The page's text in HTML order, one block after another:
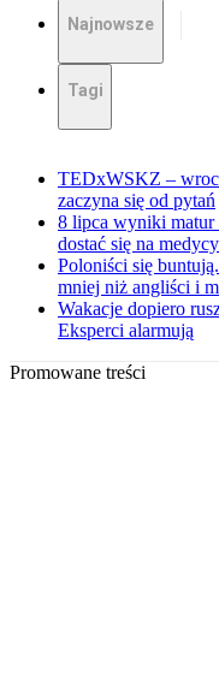
Najnowsze
Tagi
TEDxWSKZ –
zaczyna się od pytań
8 lipca wyniki matur
dostać się na
Poloniści się
mniej niż angliści i
Wakacje dopiero
Eksperci alarmują
Promowane treści